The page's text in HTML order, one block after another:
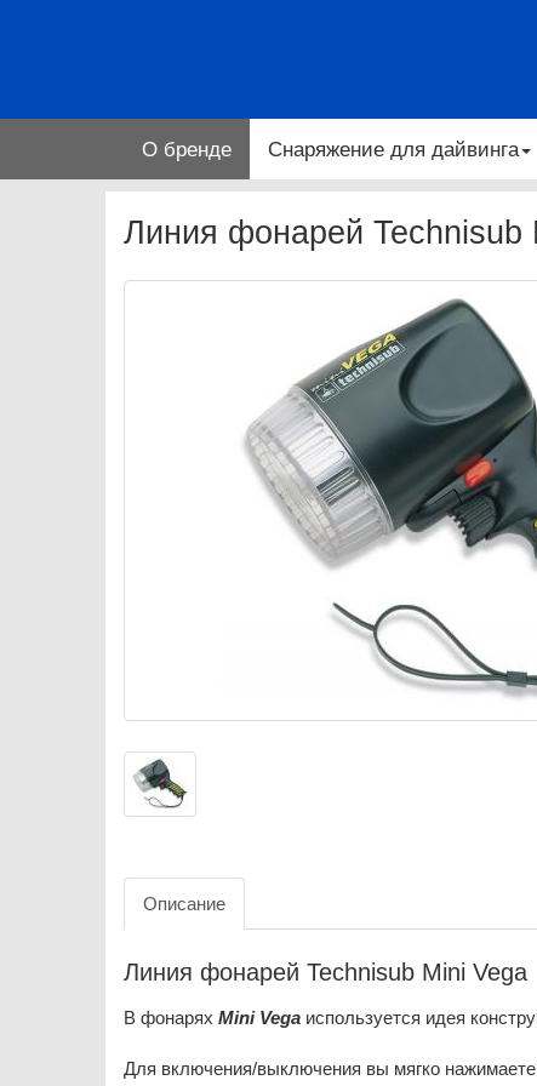
О бренде Снаряжение для дайвинга
Линия фонарей Technisub
Описание
Линия фонарей Technisub Mini Vega
В фонарях Mini Vega используется идея
Для включения/выключения вы мягко